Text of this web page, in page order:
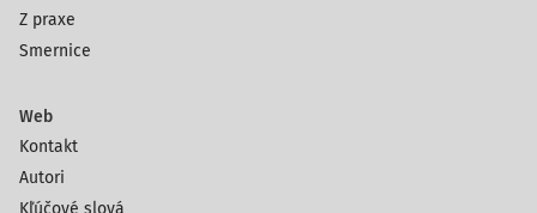
Z praxe
Smernice
Web
Kontakt
Autori
Kľúčové slová